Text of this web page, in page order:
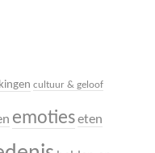
cultuur & geloof
emotieseten